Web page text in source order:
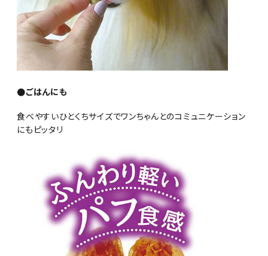
●ごはんにも
食べやすいひとくちサイズでワンちゃんとのコミュニケーション
にもピッタリ